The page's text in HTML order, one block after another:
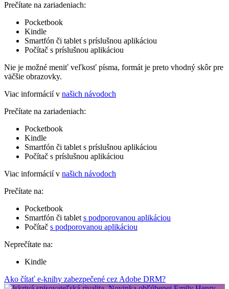
Prečítate na zariadeniach:
Pocketbook
Kindle
Smartfón či tablet s príslušnou aplikáciou
Počítač s príslušnou aplikáciou
Nie je možné meniť veľkosť písma, formát je preto vhodný skôr pre
väčšie obrazovky.
Viac informácií v našich návodoch
Prečítate na zariadeniach:
Pocketbook
Kindle
Smartfón či tablet s príslušnou aplikáciou
Počítač s príslušnou aplikáciou
Viac informácií v našich návodoch
Prečítate na:
Pocketbook
Smartfón či tablet s podporovanou aplikáciou
Počítač s podporovanou aplikáciou
Neprečítate na:
Kindle
Ako čítať e-knihy zabezpečené cez Adobe DRM?